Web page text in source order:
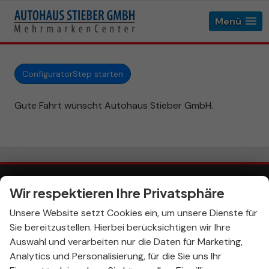
Menü
ConfiguratorStep starten
Gute Fahrt wünscht Autohaus Stieber GmbH.
AGB
Widerrufsbelehrung
Informationen zur Barrierefreiheit
Wir respektieren Ihre Privatsphäre
Unsere Website setzt Cookies ein, um unsere Dienste für
Sie bereitzustellen. Hierbei berücksichtigen wir Ihre
Auswahl und verarbeiten nur die Daten für Marketing,
Analytics und Personalisierung, für die Sie uns Ihr